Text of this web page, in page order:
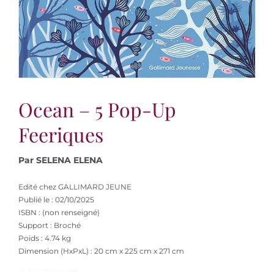
Ocean – 5 Pop-Up
Feeriques
Par SELENA ELENA
Edité chez GALLIMARD JEUNE
Publié le : 02/10/2025
ISBN : (non renseigné)
Support : Broché
Poids : 4.74 kg
Dimension (HxPxL) : 20 cm x 225 cm x 271 cm